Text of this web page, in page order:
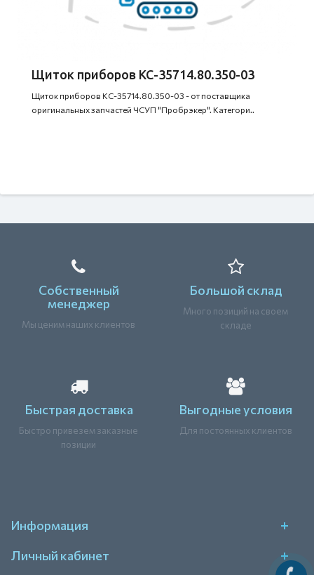
Щиток приборов КС-35714.80.350-03
Щиток приборов КС-35714.80.350-03 - от поставщика
оригинальных запчастей ЧСУП "Пробрэкер". Категори..
Собственный
менеджер
Мы ценим наших клиентов
Большой склад
Много позиций на своем
складе
Быстрая доставка
Быстро привезем заказные
позиции
Выгодные условия
Для постоянных клиентов
Информация
Личный кабинет